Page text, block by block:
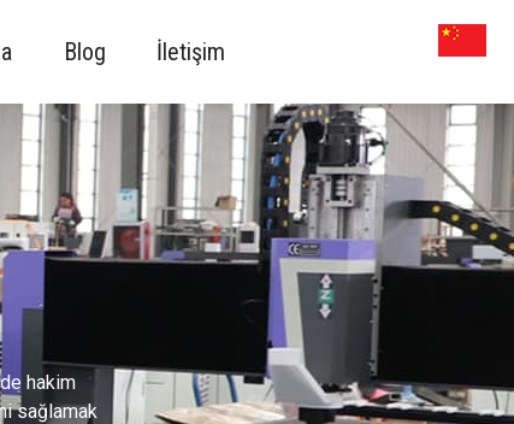
Blog İletişim
hakim
sağlamak